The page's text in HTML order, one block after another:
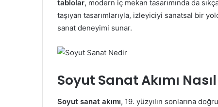
tablolar, modern iç mekan tasarımında da
taşıyan tasarımlarıyla, izleyiciyi sanatsal bir
sanat deneyimi sunar.
Soyut Sanat Akımı
Soyut sanat akımı, 19. yüzyılın sonlarına